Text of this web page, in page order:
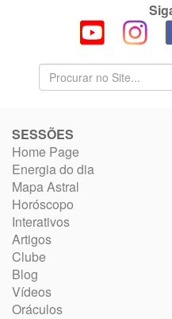
SESSÕES
Home Page
Energia do dia
Mapa Astral
Horóscopo
Interativos
Artigos
Clube
Blog
Vídeos
Oráculos